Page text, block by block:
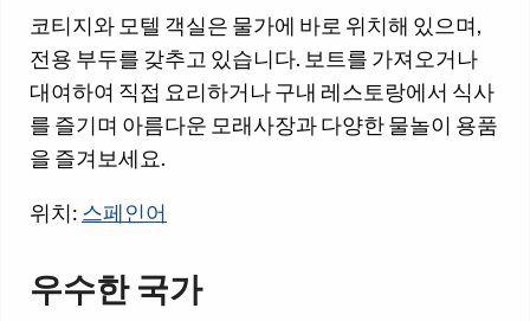
코티지와 모텔 객실은 물가에 바로 위치해 있으며,
전용 부두를 갖추고 있습니다. 보트를 가져오거나
대여하여 직접 요리하거나 구내 레스토랑에서 식사
를 즐기며 아름다운 모래사장과 다양한 물놀이 용품
을 즐겨보세요.
위치: 스페인어
우수한 국가